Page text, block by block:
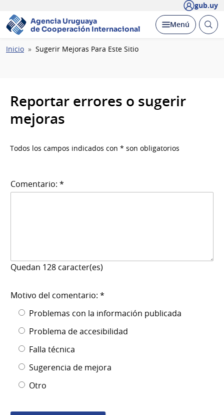
gub.uy
Agencia Uruguaya
de Cooperación Internacional
Desplegar
Menú Abrir
Ruta
Inicio Sugerir Mejoras Para Este Sitio
Reportar errores o sugerir
mejoras
Todos los campos indicados con * son obligatorios
Comentario: *
Quedan 128 caracter(es)
Motivo del comentario: *
Problemas con la información publicada
Problema de accesibilidad
Falla técnica
Sugerencia de mejora
Otro